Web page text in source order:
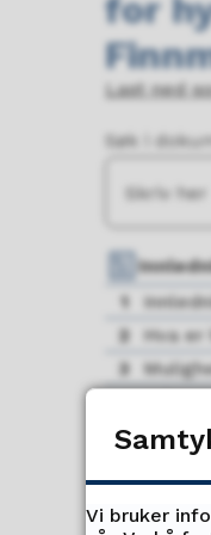
for
Last ned
Søk i
1
2
Hva er
3
Vi bruker